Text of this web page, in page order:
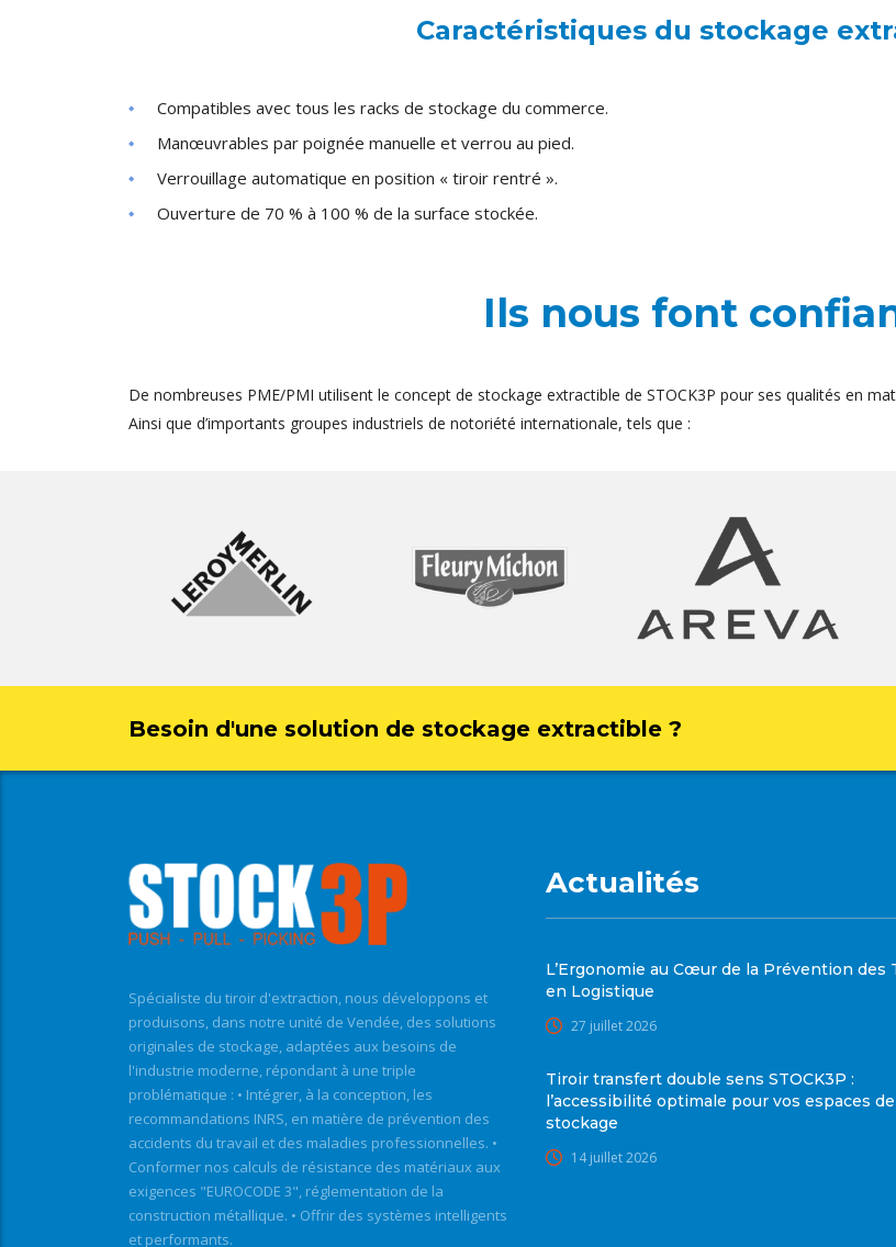
Caractéristiques du stockage
Compatibles avec tous les racks de stockage du commerce.
Manœuvrables par poignée manuelle et verrou au pied.
Verrouillage automatique en position « tiroir rentré ».
Ouverture de 70 % à 100 % de la surface stockée.
Ils nous font
De nombreuses PME/PMI utilisent le concept de stockage extractible de STOCK3P pour ses qualités en
Ainsi que d’importants groupes industriels de notoriété internationale, tels que :
Besoin d'une solution de stockage extractible ?
Spécialiste du tiroir d'extraction, nous développons et
produisons, dans notre unité de Vendée, des solutions
originales de stockage, adaptées aux besoins de
l'industrie moderne, répondant à une triple
problématique : • Intégrer, à la conception, les
recommandations INRS, en matière de prévention des
accidents du travail et des maladies professionnelles. •
Conformer nos calculs de résistance des matériaux aux
exigences "EUROCODE 3", réglementation de la
construction métallique. • Offrir des systèmes intelligents
et performants.
Actualités
L’Ergonomie au Cœur de la Prévention des
en Logistique
27 juillet 2026
Tiroir transfert double sens STOCK3P :
l’accessibilité optimale pour vos espaces de
stockage
14 juillet 2026